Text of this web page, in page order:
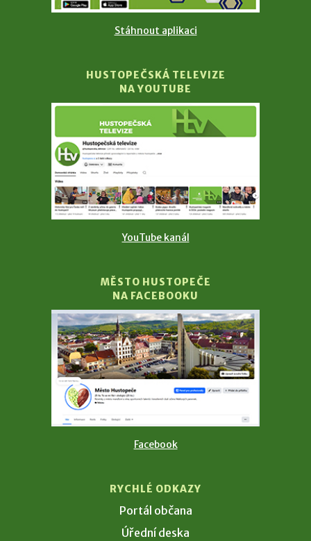
Stáhnout aplikaci
HUSTOPEČSKÁ TELEVIZE
NA YOUTUBE
YouTube kanál
MĚSTO HUSTOPEČE
NA FACEBOOKU
Facebook
RYCHLÉ ODKAZY
Portál občana
Úřední deska